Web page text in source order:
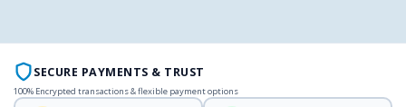
SECURE PAYMENTS & TRUST
100% Encrypted transactions & flexible payment options